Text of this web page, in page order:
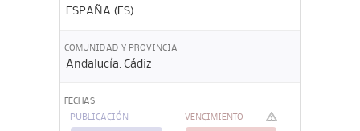
ESPAÑA (ES)
COMUNIDAD Y PROVINCIA
Andalucía. Cádiz
FECHAS
PUBLICACIÓN VENCIMIENTO